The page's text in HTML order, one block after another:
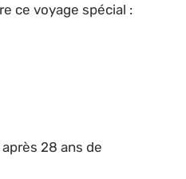
ce voyage spécial :
28 ans de